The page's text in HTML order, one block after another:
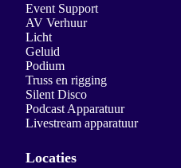
Event Support
AV Verhuur
Licht
Geluid
Podium
Truss en rigging
Silent Disco
Podcast Apparatuur
Livestream apparatuur
Locaties